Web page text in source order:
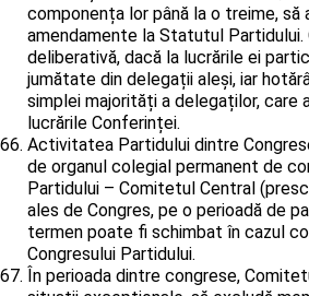
componența lor până la o treime,
amendamente la Statutul
deliberativă, dacă la lucrările ei
jumătate din delegații aleși, iar
simplei majorități a delegaților, care
lucrările Conferinței.
Activitatea Partidului dintre
de organul colegial permanent de
Partidului – Comitetul Central
ales de Congres, pe o perioadă de
termen poate fi schimbat în cazul
Congresului Partidului.
În perioada dintre congrese,